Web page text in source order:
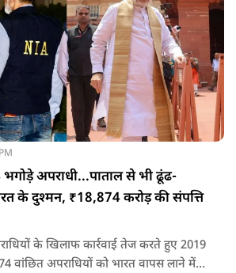
अपराधी...पाताल से भी ढूंढ-
के दुश्मन, ₹18,874 करोड़ की संपत्ति
के खिलाफ कार्रवाई तेज करते हुए 2019
अपराधियों को भारत वापस लाने में